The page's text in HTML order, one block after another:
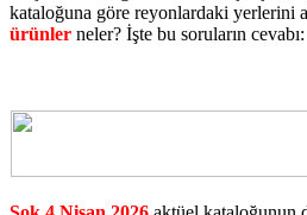
kataloğuna göre reyonlardaki yerlerini
ürünler neler? İşte bu soruların cevabı: